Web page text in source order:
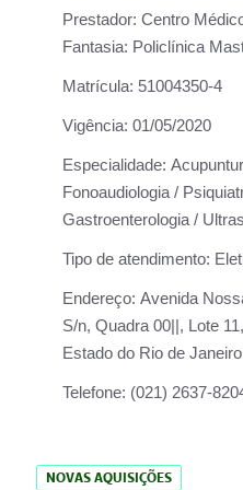
Prestador: Centro
Fantasia: Policlínica
Matrícula: 51004350-4
Vigência: 01/05/2020
Especialidade:
Fonoaudiologia /
Gastroenterologia /
Tipo de atendimento:
Endereço: Avenida
S/n, Quadra 00||, Lote
Estado do Rio de
Telefone: (021) 2637-
NOVAS AQUISIÇÕES